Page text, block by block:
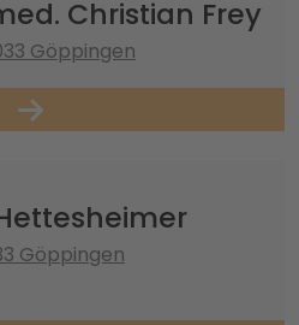
Christian Frey
Göppingen
Göppingen